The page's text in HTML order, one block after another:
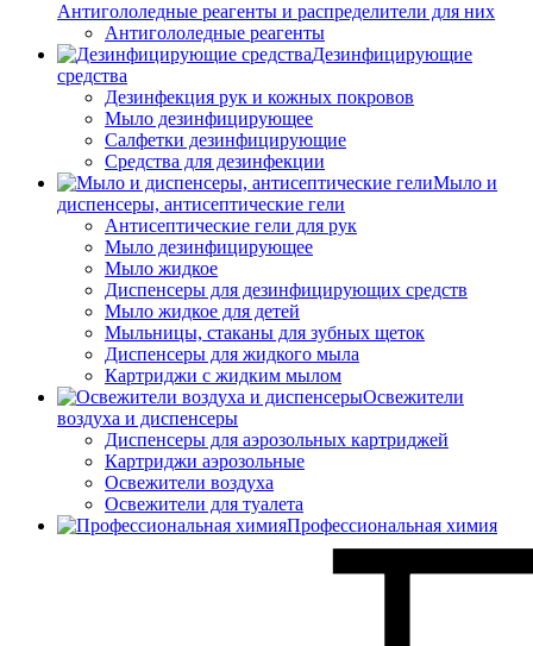
Антигололедные реагенты и распределители для них
Антигололедные реагенты
Дезинфицирующие
средства
Дезинфекция рук и кожных покровов
Мыло дезинфицирующее
Салфетки дезинфицирующие
Средства для дезинфекции
Мыло и
диспенсеры, антисептические гели
Антисептические гели для рук
Мыло дезинфицирующее
Мыло жидкое
Диспенсеры для дезинфицирующих средств
Мыло жидкое для детей
Мыльницы, стаканы для зубных щеток
Диспенсеры для жидкого мыла
Картриджи с жидким мылом
Освежители
воздуха и диспенсеры
Диспенсеры для аэрозольных картриджей
Картриджи аэрозольные
Освежители воздуха
Освежители для туалета
Профессиональная химия